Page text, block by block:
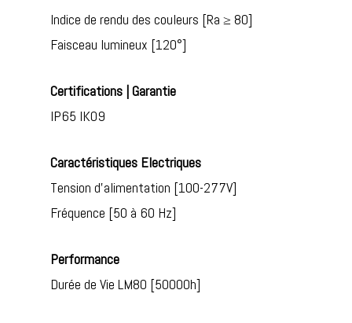
Indice de rendu des couleurs [Ra ≥ 80]
Faisceau lumineux [120°]
Certifications | Garantie
IP65 IK09
Caractéristiques Electriques
Tension d’alimentation [100-277V]
Fréquence [50 à 60 Hz]
Performance
Durée de Vie LM80 [50000h]